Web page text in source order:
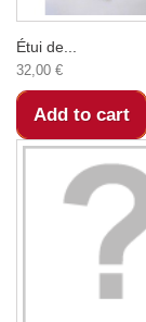
Étui de...
32,00 €
Add to cart